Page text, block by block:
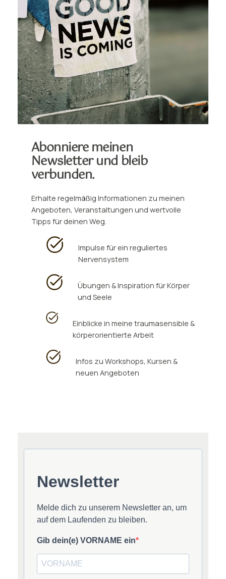
Abonniere meinen
Newsletter und bleib
verbunden.
Erhalte regelmäßig Informationen zu meinen
Angeboten, Veranstaltungen und wertvolle
Tipps für deinen Weg.
Impulse für ein reguliertes
Nervensystem
Übungen & Inspiration für Körper
und Seele
Einblicke in meine traumasensible &
körperorientierte Arbeit
Infos zu Workshops, Kursen &
neuen Angeboten
Newsletter
Melde dich zu unserem Newsletter an, um
auf dem Laufenden zu bleiben.
Gib dein(e) VORNAME ein